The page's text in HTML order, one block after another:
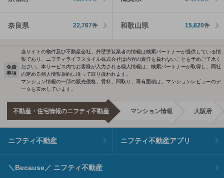
奈良県 22,767件 和歌山県 15,820件
免責
事項
当サイトの物件及び不動産会社、外壁塗装業者の情報は検索パートナーが提供している情
報であり、ニフティライフスタイル株式会社は内容の責任を負わないことを予めご了承く
ださい。本サービス内でお客様が入力される個人情報は、検索パートナーが取得し、同社
の定める個人情報規約に従って取り扱われます。
マンション情報の一部の販売価格、賃料、間取り、専有面積は、マンションレビューのデ
ータを表示しています。
不動産・住宅情報のニフティ不動産 マンション情報 大阪府
ニフティ不動産 ニフティ不動産アプリ
＼Because／ ニフティ不動産